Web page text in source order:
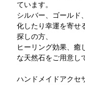
ています。
シルバー、ゴールド
化したり幸運を寄せ
探しの方、
ヒーリング効果、癒
な天然石をご用意し
ハンドメイドアクセ